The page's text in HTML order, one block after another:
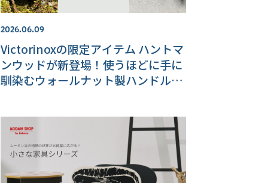
2026.06.09
Victorinoxの限定アイテム ハントマ
ンウッドが新登場！使うほどに手に
馴染むウォールナット製ハンドル＆